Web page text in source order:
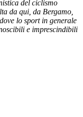
del ciclismo
da qui, da Bergamo,
lo sport in generale
e imprescindibili